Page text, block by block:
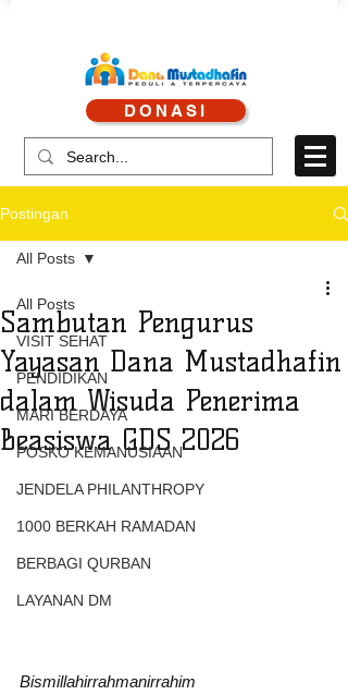
CALL CENTRE : 0878
CALL LAYANAN : 0813
DONASI
Postingan
All Posts
VISIT SEHAT
PENDIDIKAN
MARI BERDAYA
POSKO KEMANUSIAAN
JENDELA PHILANTHROPY
1000 BERKAH RAMADAN
BERBAGI QURBAN
LAYANAN DM
All Posts
Sambutan Pengurus
Yayasan Dana Mustadhafin
dalam Wisuda Penerima
Beasiswa GDS 2026
Bismillahirrahmanirrahim